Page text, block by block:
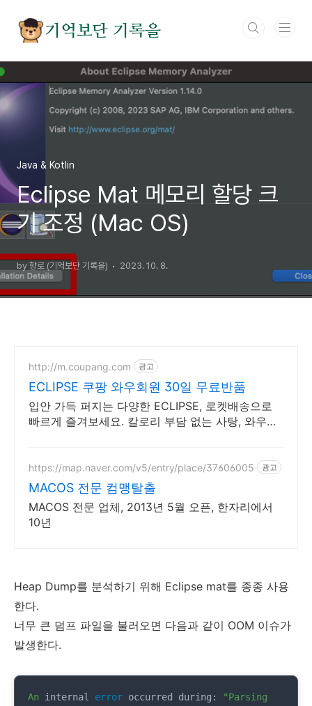
기억보단 기록을
Java & Kotlin
Eclipse Mat 메모리 할당 크
기 조정 (Mac OS)
by 향로 (기억보단 기록을) 2023. 10. 8.
http://m.coupang.com 광고
ECLIPSE 쿠팡 와우회원 30일 무료반품
입안 가득 퍼지는 다양한 ECLIPSE, 로켓배송으로
빠르게 즐겨보세요. 칼로리 부담 없는 사탕, 와우회
https://map.naver.com/v5/entry/place/37606005 광고
MACOS 전문 컴맹탈출
MACOS 전문 업체, 2013년 5월 오픈, 한자리에서
10년
Heap Dump를 분석하기 위해 Eclipse mat를 종종 사용
한다.
너무 큰 덤프 파일을 불러오면 다음과 같이 OOM 이슈가
발생한다.
An internal error occurred during:
"Parsing